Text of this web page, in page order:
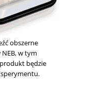
obszerne
w tym
będzie